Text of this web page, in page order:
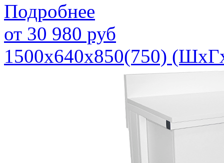
Подробнее
от 30 980 руб
1500х640х850(750)